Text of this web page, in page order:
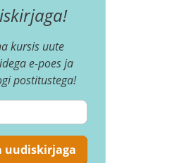
kursis uute
e-poes ja
postitustega!